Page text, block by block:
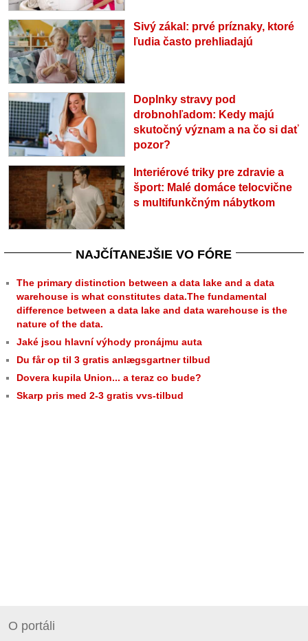
Sivý zákal: prvé príznaky, ktoré
ľudia často prehliadajú
Doplnky stravy pod
drobnohľadom: Kedy majú
skutočný význam a na čo si dať
pozor?
Interiérové triky pre zdravie a
šport: Malé domáce telocvične
s multifunkčným nábytkom
NAJČÍTANEJŠIE VO FÓRE
The primary distinction between a data lake and a data
warehouse is what constitutes data.The fundamental
difference between a data lake and data warehouse is the
nature of the data.
Jaké jsou hlavní výhody pronájmu auta
Du får op til 3 gratis anlægsgartner tilbud
Dovera kupila Union... a teraz co bude?
Skarp pris med 2-3 gratis vvs-tilbud
O portáli